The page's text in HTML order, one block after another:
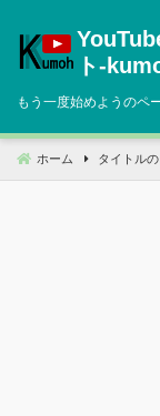
へ
動
ト
もう一度始めようのペ
ホーム タイトル